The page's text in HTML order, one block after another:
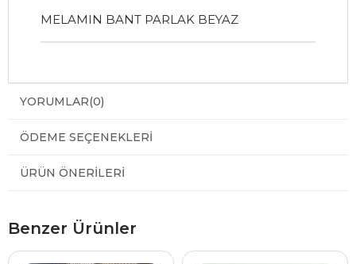
MELAMIN BANT PARLAK BEYAZ
YORUMLAR(0)
ÖDEME SEÇENEKLERI
ÜRÜN ÖNERILERI
Benzer Ürünler